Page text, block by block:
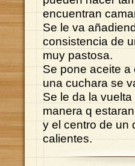
encuentran
Se le va
consistencia de
muy pastosa.
Se pone aceite
una cuchara se
Se le da la
manera q
y el centro de un
calientes.